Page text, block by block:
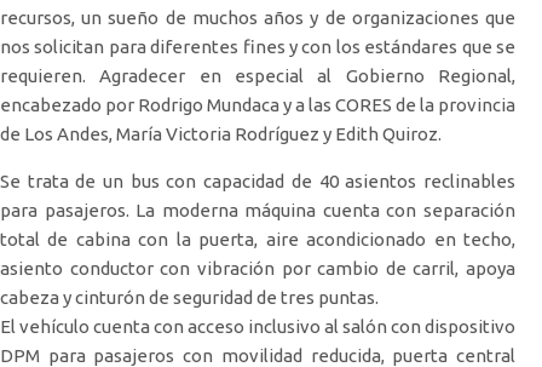
recursos, un sueño de muchos años y de organizaciones que
nos solicitan para diferentes fines y con los estándares que se
requieren. Agradecer en especial al Gobierno Regional,
encabezado por Rodrigo Mundaca y a las CORES de la provincia
de Los Andes, María Victoria Rodríguez y Edith Quiroz.
Se trata de un bus con capacidad de 40 asientos reclinables
para pasajeros. La moderna máquina cuenta con separación
total de cabina con la puerta, aire acondicionado en techo,
asiento conductor con vibración por cambio de carril, apoya
cabeza y cinturón de seguridad de tres puntas.
El vehículo cuenta con acceso inclusivo al salón con dispositivo
DPM para pasajeros con movilidad reducida, puerta central